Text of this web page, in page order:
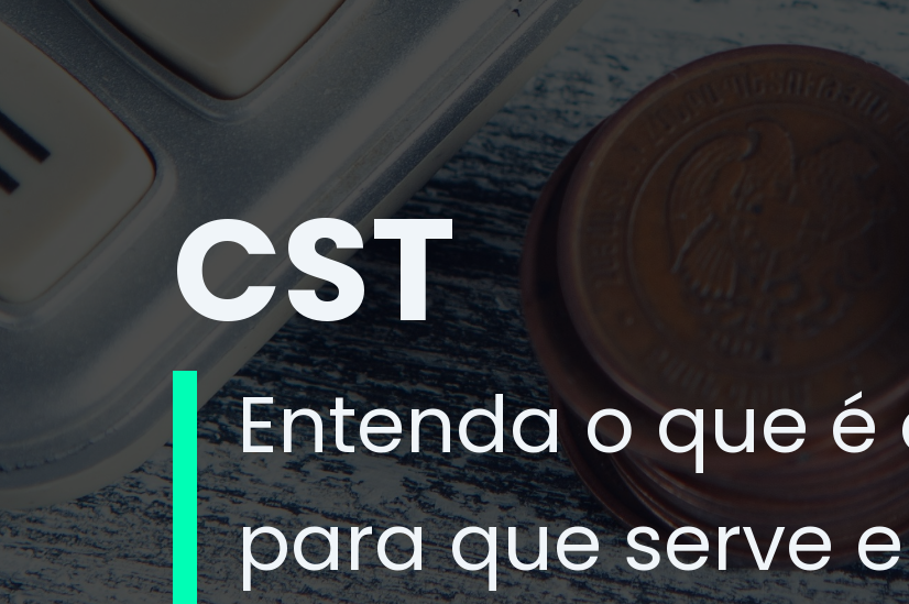
CST
Entenda o que é
para que serve